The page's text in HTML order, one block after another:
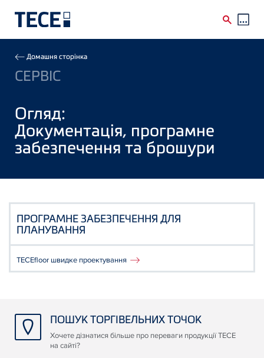
Breadcrumb
Домашня сторінка
СЕРВІС
Огляд:
Документація, програмне
забезпечення та брошури
ПРОГРАМНЕ ЗАБЕЗПЕЧЕННЯ ДЛЯ
ПЛАНУВАННЯ
TECEfloor швидке проектування
ПОШУК ТОРГІВЕЛЬНИХ ТОЧОК
Хочете дізнатися більше про переваги продукції ТЕСЕ
на сайті?